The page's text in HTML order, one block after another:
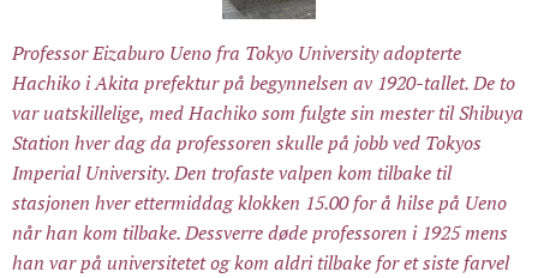
Professor Eizaburo Ueno fra Tokyo University adopterte
Hachiko i Akita prefektur på begynnelsen av 1920-tallet. De to
var uatskillelige, med Hachiko som fulgte sin mester til Shibuya
Station hver dag da professoren skulle på jobb ved Tokyos
Imperial University. Den trofaste valpen kom tilbake til
stasjonen hver ettermiddag klokken 15.00 for å hilse på Ueno
når han kom tilbake. Dessverre døde professoren i 1925 mens
han var på universitetet og kom aldri tilbake for et siste farvel